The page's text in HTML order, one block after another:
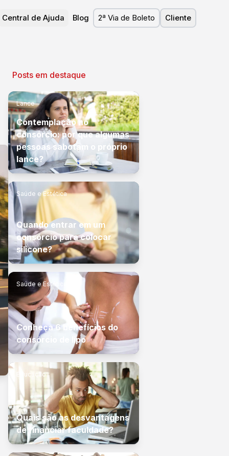
Central de Ajuda Blog 2ª Via de Boleto Cliente
Posts em destaque
Lance
Contemplação no
consórcio: por que algumas
pessoas sabotam o próprio
lance?
Saúde e Estética
Quando entrar em um
consórcio para colocar
silicone?
Saúde e Estética
Conheça 6 benefícios do
consórcio de lipo
Educação
Quais são as desvantagens
de financiar faculdade?